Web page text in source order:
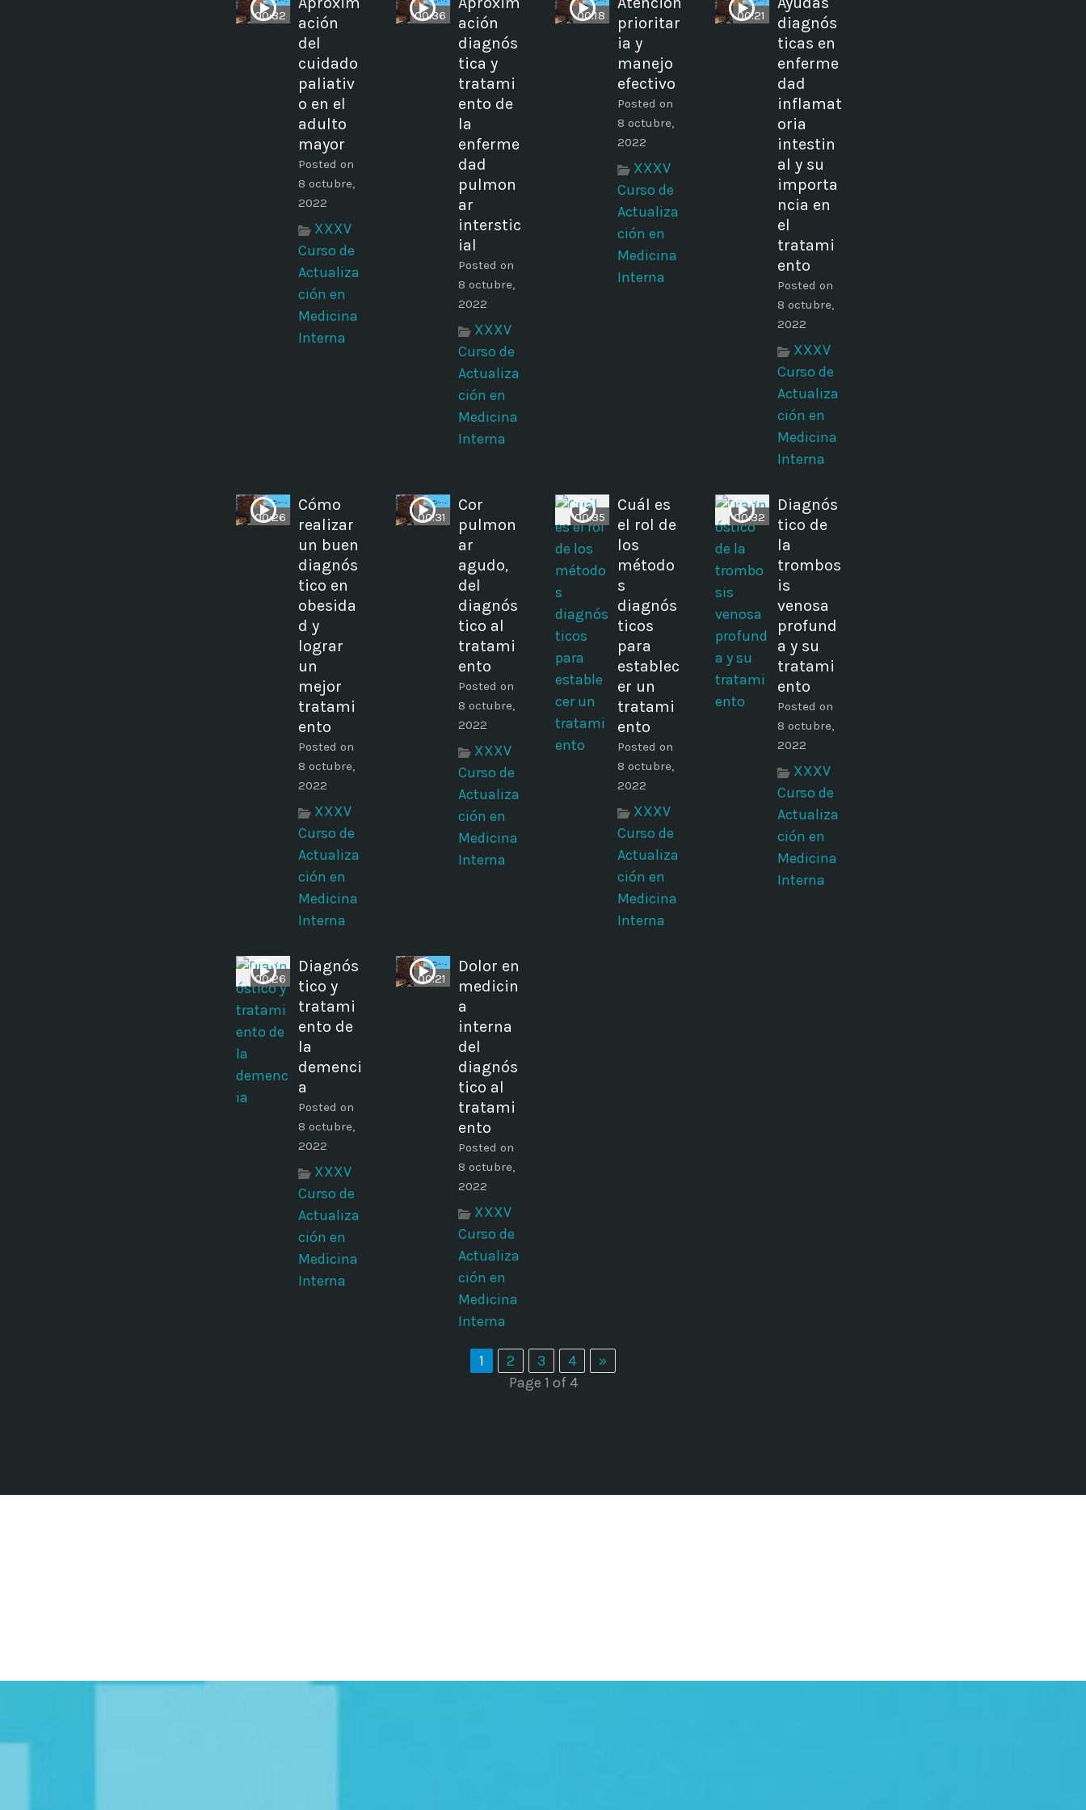
00:32
ación
del
cuidado
paliativ
o en el
adulto
mayor
Posted on
8 octubre,
2022
XXXV
Curso de
Actualiza
ción en
Medicina
Interna
00:36
ación
diagnós
tica y
tratami
ento de
la
enferme
dad
pulmon
ar
interstic
ial
Posted on
8 octubre,
2022
XXXV
Curso de
Actualiza
ción en
Medicina
Interna
00:18
prioritar
ia y
manejo
efectivo
Posted on
8 octubre,
2022
XXXV
Curso de
Actualiza
ción en
Medicina
Interna
00:21
diagnós
ticas en
enferme
dad
inflamat
oria
intestin
al y su
importa
ncia en
el
tratami
ento
Posted on
8 octubre,
2022
XXXV
Curso de
Actualiza
ción en
Medicina
Interna
00:26
Cómo
realizar
un buen
diagnós
tico en
obesida
d y
lograr
un
mejor
tratami
ento
Posted on
8 octubre,
2022
XXXV
Curso de
Actualiza
ción en
Medicina
Interna
00:31
Cor
pulmon
ar
agudo,
del
diagnós
tico al
tratami
ento
Posted on
8 octubre,
2022
XXXV
Curso de
Actualiza
ción en
Medicina
Interna
00:35
Cuál es
el rol de
los
método
s
diagnós
ticos
para
establec
er un
tratami
ento
Posted on
8 octubre,
2022
XXXV
Curso de
Actualiza
ción en
Medicina
Interna
00:32
Diagnós
tico de
la
trombos
is
venosa
profund
a y su
tratami
ento
Posted on
8 octubre,
2022
XXXV
Curso de
Actualiza
ción en
Medicina
Interna
00:26
Diagnós
tico y
tratami
ento de
la
demenci
a
Posted on
8 octubre,
2022
XXXV
Curso de
Actualiza
ción en
Medicina
Interna
00:21
Dolor en
medicin
a
interna
del
diagnós
tico al
tratami
ento
Posted on
8 octubre,
2022
XXXV
Curso de
Actualiza
ción en
Medicina
Interna
1 2 3 4
»
Page 1 of 4